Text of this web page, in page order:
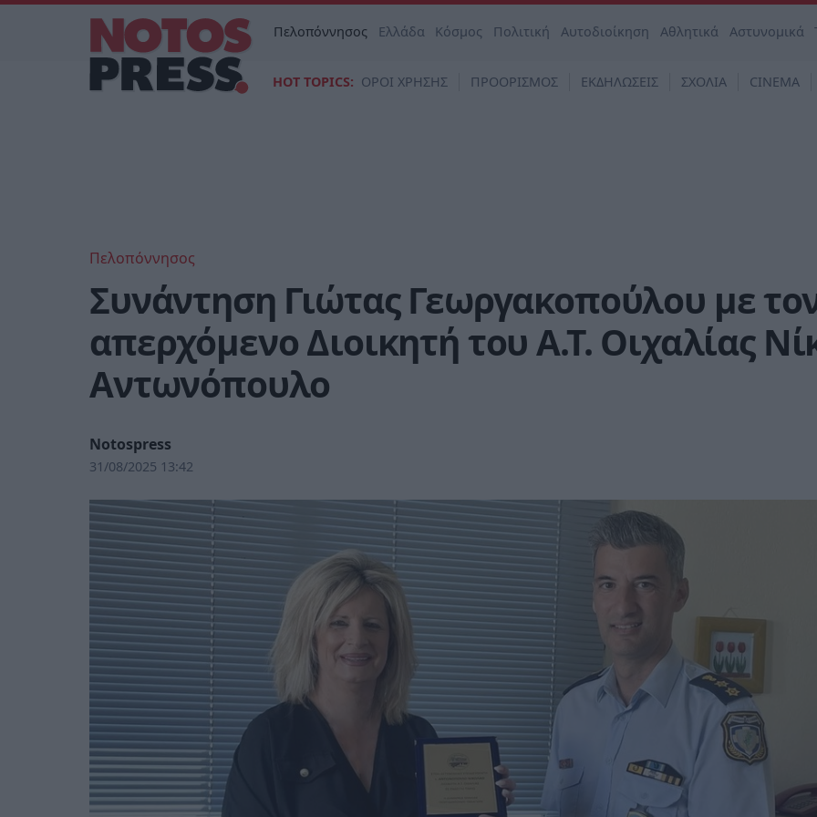
Πελοπόννησος Ελλάδα Κόσμος Πολιτική Αυτοδιοίκηση Αθλητικά Αστυνομικά
HOT TOPICS: ΟΡΟΙ ΧΡΗΣΗΣ ΠΡΟΟΡΙΣΜΟΣ ΕΚΔΗΛΩΣΕΙΣ ΣΧΟΛΙΑ CINEMA
Πελοπόννησος
Συνάντηση Γιώτας Γεωργακοπούλου με
απερχόμενο Διοικητή του Α.Τ. Οιχαλίας
Αντωνόπουλο
Notospress
31/08/2025 13:42